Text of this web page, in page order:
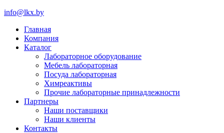
info@lkx.by
Главная
Компания
Каталог
Лабораторное оборудование
Мебель лабораторная
Посуда лабораторная
Химреактивы
Прочие лабораторные принадлежности
Партнеры
Наши поставщики
Наши клиенты
Контакты